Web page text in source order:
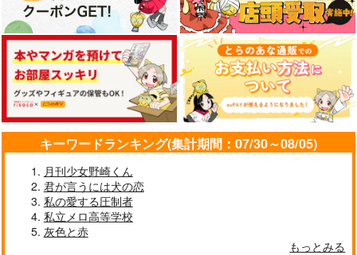
キーワードランキング(集計期間：07/30～08/05)
月刊少女野崎くん
君が言うには犬の恋
私の愛する圧制者
私立メロ高等学校
灰色と赤
もっとみる